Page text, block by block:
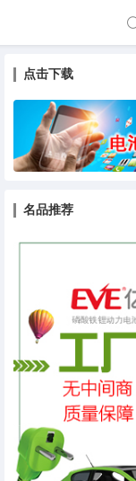
点击下载
名品推荐